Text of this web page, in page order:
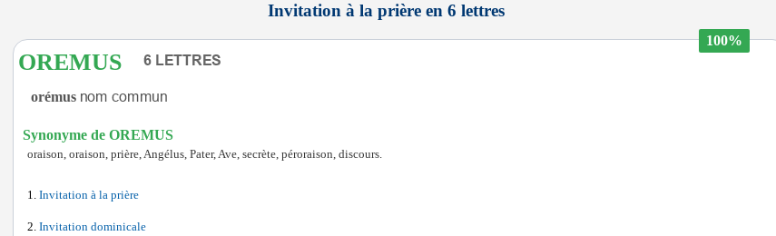
Invitation à la prière en 6 lettres
100%
OREMUS
orémus
Synonyme de OREMUS
oraison, oraison, prière, Angélus, Pater, Ave, secrète, péroraison, discours.
Invitation à la prière
Invitation dominicale